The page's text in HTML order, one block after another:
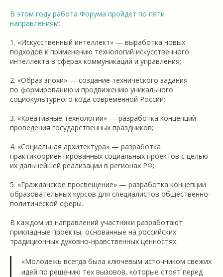
В этом году работа Форума пройдет по пяти
направлениям:
1. «Искусственный интеллект» — выработка новых
подходов к применению технологий искусственного
интеллекта в сферах коммуникаций и управления;
2. «Образ эпохи» — создание технического задания
по формированию и продвижению уникального
социокультурного кода современной России;
3. «Креативные технологии» — разработка концепций
проведения государственных праздников;
4. «Социальная архитектура» — разработка
практикоориентированных социальных проектов с целью
их дальнейшей реализации в регионах РФ;
5. «Гражданское просвещение» — разработка концепции
образовательных курсов для специалистов общественно-
политической сферы.
В каждом из направлений участники разработают
прикладные проекты, основанные на российских
традиционных духовно-нравственных ценностях.
«Молодежь всегда была ключевым источником свежих
идей по решению тех вызовов, которые стоят перед